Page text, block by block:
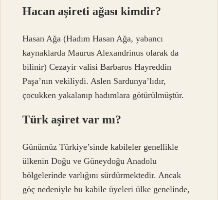
Hacan aşireti ağası kimdir?
Hasan Ağa (Hadım Hasan Ağa, yabancı
kaynaklarda Maurus Alexandrinus olarak da
bilinir) Cezayir valisi Barbaros Hayreddin
Paşa’nın vekiliydi. Aslen Sardunya’lıdır,
çocukken yakalanıp hadımlara götürülmüştür.
Türk aşiret var mı?
Günümüz Türkiye’sinde kabileler genellikle
ülkenin Doğu ve Güneydoğu Anadolu
bölgelerinde varlığını sürdürmektedir. Ancak
göç nedeniyle bu kabile üyeleri ülke genelinde,